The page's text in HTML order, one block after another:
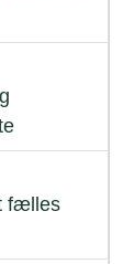
fælles